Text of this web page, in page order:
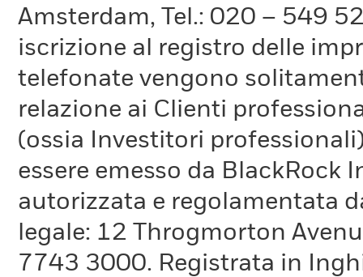
Amsterdam, Tel.: 020 – 549
iscrizione al registro delle
telefonate vengono
relazione ai Clienti
(ossia Investitori
essere emesso da
autorizzata e regolamentata
legale: 12 Throgmorton
7743 3000. Registrata in